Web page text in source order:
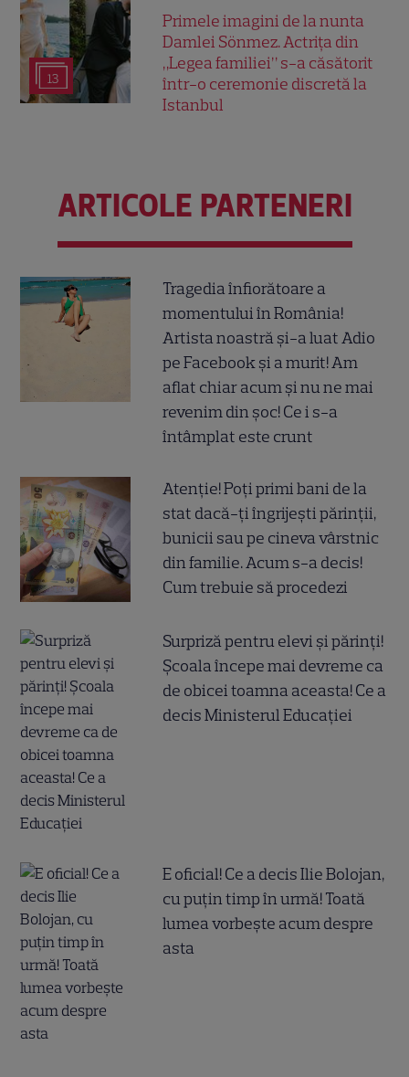
13
Primele imagini de la nunta
Damlei Sönmez. Actrița din
„Legea familiei” s-a căsătorit
într-o ceremonie discretă la
Istanbul
ARTICOLE PARTENERI
Tragedia înfiorătoare a
momentului în România!
Artista noastră și-a luat Adio
pe Facebook și a murit! Am
aflat chiar acum și nu ne mai
revenim din șoc! Ce i s-a
întâmplat este crunt
Atenție! Poți primi bani de la
stat dacă-ți îngrijești părinții,
bunicii sau pe cineva vârstnic
din familie. Acum s-a decis!
Cum trebuie să procedezi
Surpriză pentru elevi și părinți!
Școala începe mai devreme ca
de obicei toamna aceasta! Ce a
decis Ministerul Educației
E oficial! Ce a decis Ilie Bolojan,
cu puțin timp în urmă! Toată
lumea vorbește acum despre
asta